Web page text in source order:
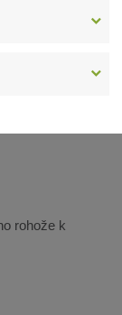
rohože k